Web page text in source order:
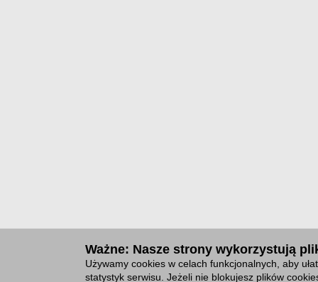
Ważne: Nasze strony wykorzystują
Używamy cookies w celach funkcjonalnych, aby
statystyk serwisu. Jeżeli nie blokujesz plików